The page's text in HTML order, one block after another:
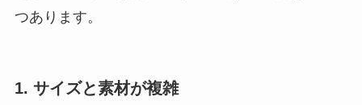
つあります。
1. サイズと素材が複雑